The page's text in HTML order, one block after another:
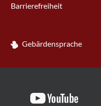
Barrierefreiheit
Gebärdensprache